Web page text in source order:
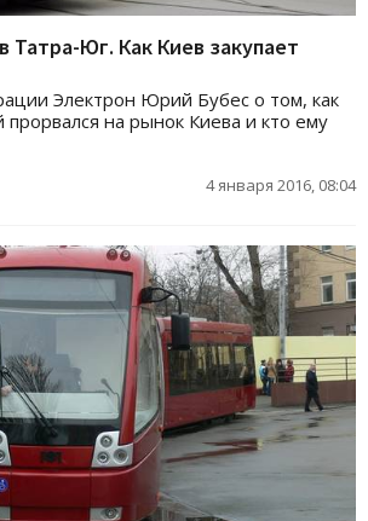
Татра-Юг. Как Киев закупает
Электрон Юрий Бубес о том, как
прорвался на рынок Киева и кто ему
4 января 2016, 08:04